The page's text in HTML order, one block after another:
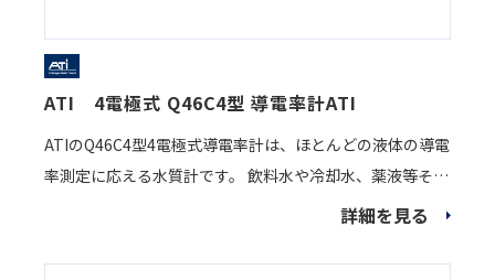
ATI 4電極式 Q46C4型 導電率計ATI
ATIのQ46C4型4電極式導電率計は、ほとんどの液体の導電
率測定に応える水質計です。 飲料水や冷却水、薬液等その
詳細を見る